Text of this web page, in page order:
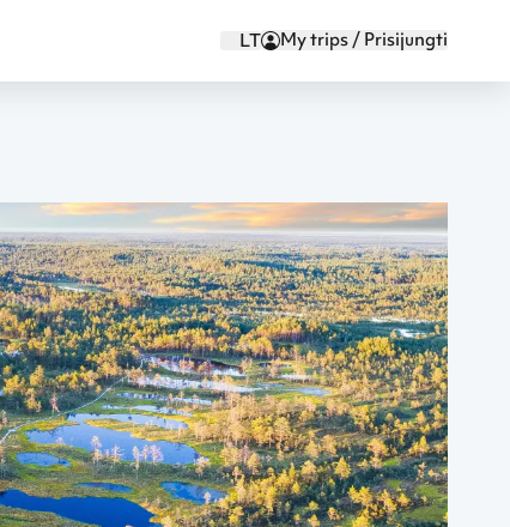
LT My trips / Prisijungti